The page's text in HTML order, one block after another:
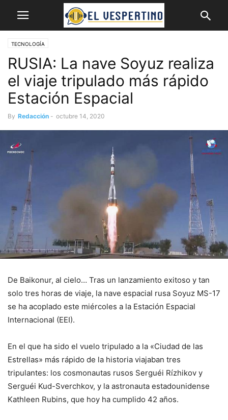
TECNOLOGÍA
RUSIA: La nave Soyuz realiza
el viaje tripulado más rápido
Estación Espacial
By Redacción - octubre 14, 2020
De Baikonur, al cielo… Tras un lanzamiento exitoso y tan
solo tres horas de viaje, la nave espacial rusa Soyuz MS-17
se ha acoplado este miércoles a la Estación Espacial
Internacional (EEI).
En el que ha sido el vuelo tripulado a la «Ciudad de las
Estrellas» más rápido de la historia viajaban tres
tripulantes: los cosmonautas rusos Serguéi Rízhikov y
Serguéi Kud-Sverchkov, y la astronauta estadounidense
Kathleen Rubins, que hoy ha cumplido 42 años.